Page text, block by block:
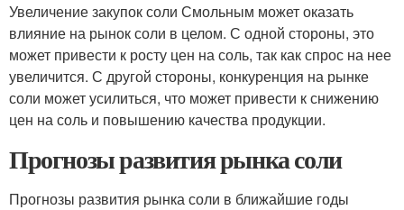
Увеличение закупок соли Смольным может оказать
влияние на рынок соли в целом. С одной стороны, это
может привести к росту цен на соль, так как спрос на нее
увеличится. С другой стороны, конкуренция на рынке
соли может усилиться, что может привести к снижению
цен на соль и повышению качества продукции.
Прогнозы развития рынка соли
Прогнозы развития рынка соли в ближайшие годы